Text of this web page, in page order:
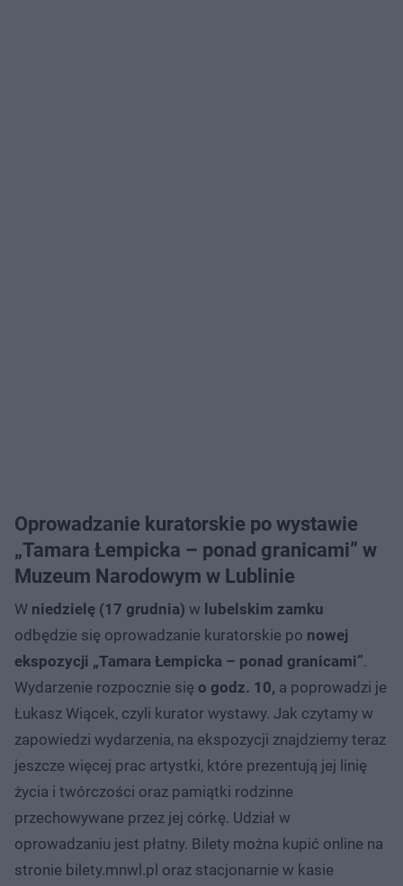
Oprowadzanie kuratorskie po wystawie
„Tamara Łempicka – ponad granicami” w
Muzeum Narodowym w Lublinie
W niedzielę (17 grudnia) w lubelskim zamku
odbędzie się oprowadzanie kuratorskie po nowej
ekspozycji „Tamara Łempicka – ponad granicami”.
Wydarzenie rozpocznie się o godz. 10, a poprowadzi je
Łukasz Wiącek, czyli kurator wystawy. Jak czytamy w
zapowiedzi wydarzenia, na ekspozycji znajdziemy teraz
jeszcze więcej prac artystki, które prezentują jej linię
życia i twórczości oraz pamiątki rodzinne
przechowywane przez jej córkę. Udział w
oprowadzaniu jest płatny. Bilety można kupić online na
stronie bilety.mnwl.pl oraz stacjonarnie w kasie